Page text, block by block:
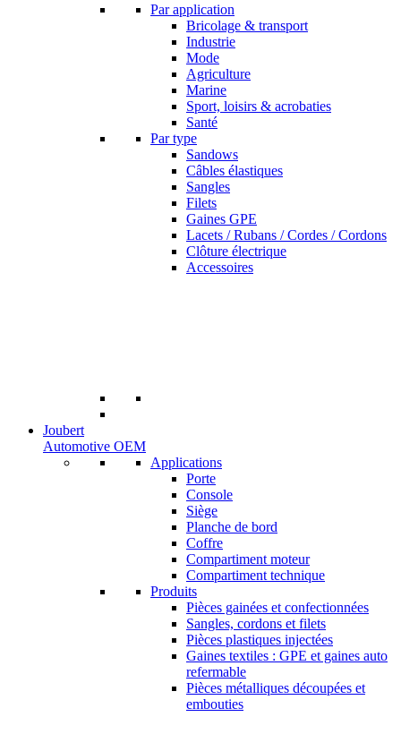
Par application
Bricolage & transport
Industrie
Mode
Agriculture
Marine
Sport, loisirs & acrobaties
Santé
Par type
Sandows
Câbles élastiques
Sangles
Filets
Gaines GPE
Lacets / Rubans / Cordes / Cordons
Clôture électrique
Accessoires
Joubert
Automotive OEM
Applications
Porte
Console
Siège
Planche de bord
Coffre
Compartiment moteur
Compartiment technique
Produits
Pièces gainées et confectionnées
Sangles, cordons et filets
Pièces plastiques injectées
Gaines textiles : GPE et gaines auto
refermable
Pièces métalliques découpées et
embouties